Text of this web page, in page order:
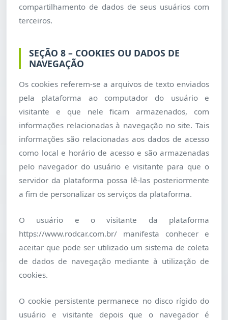
compartilhamento de dados de seus usuários com
terceiros.
SEÇÃO 8 – COOKIES OU DADOS DE
NAVEGAÇÃO
Os cookies referem-se a arquivos de texto enviados
pela plataforma ao computador do usuário e
visitante e que nele ficam armazenados, com
informações relacionadas à navegação no site. Tais
informações são relacionadas aos dados de acesso
como local e horário de acesso e são armazenadas
pelo navegador do usuário e visitante para que o
servidor da plataforma possa lê-las posteriormente
a fim de personalizar os serviços da plataforma.
O usuário e o visitante da plataforma
https://www.rodcar.com.br/ manifesta conhecer e
aceitar que pode ser utilizado um sistema de coleta
de dados de navegação mediante à utilização de
cookies.
O cookie persistente permanece no disco rígido do
usuário e visitante depois que o navegador é